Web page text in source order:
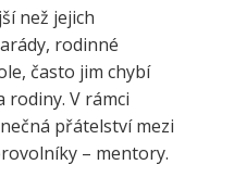
než jejich
rodinné
často jim chybí
rodiny. V rámci
přátelství mezi
– mentory.